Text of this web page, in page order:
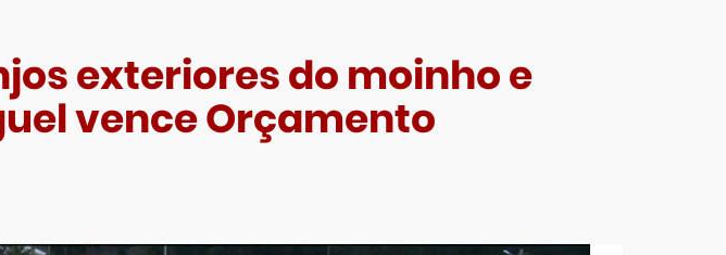
exteriores do moinho e
vence Orçamento